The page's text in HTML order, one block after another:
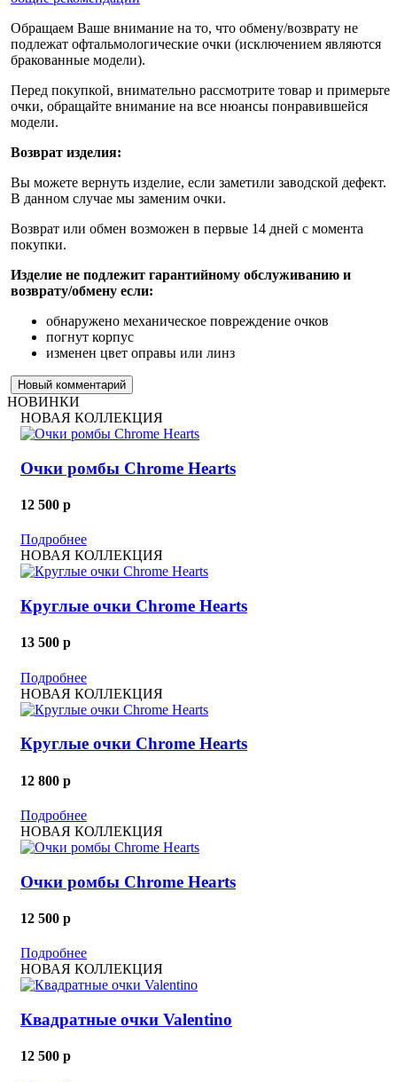
Обращаем Ваше внимание на то, что обмену/возврату не
подлежат офтальмологические очки (исключением являются
бракованные модели).
Перед покупкой, внимательно рассмотрите товар и примерьте
очки, обращайте внимание на все нюансы понравившейся
модели.
Возврат изделия:
Вы можете вернуть изделие, если заметили заводской дефект.
В данном случае мы заменим очки.
Возврат или обмен возможен в первые 14 дней с момента
покупки.
Изделие не подлежит гарантийному обслуживанию и
возврату/обмену если:
обнаружено механическое повреждение очков
погнут корпус
изменен цвет оправы или линз
Новый комментарий
НОВИНКИ
НОВАЯ КОЛЛЕКЦИЯ
Очки ромбы Chrome Hearts
12 500 p
Подробнее
НОВАЯ КОЛЛЕКЦИЯ
Круглые очки Chrome Hearts
13 500 p
Подробнее
НОВАЯ КОЛЛЕКЦИЯ
Круглые очки Chrome Hearts
12 800 p
Подробнее
НОВАЯ КОЛЛЕКЦИЯ
Очки ромбы Chrome Hearts
12 500 p
Подробнее
НОВАЯ КОЛЛЕКЦИЯ
Квадратные очки Valentino
12 500 p